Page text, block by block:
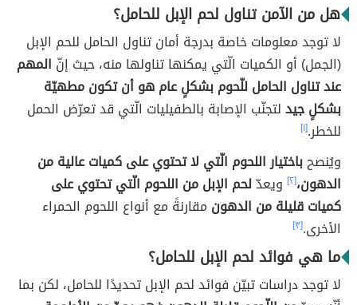
هل من الآمن تناول لحم الإبل للحامل؟
لا توجد معلومات خاصة بدرجة أمان تناول الحامل للحم الإبل
(الجمل) أو الكميات الّتي يمكنها تناولها منه، حيث إنّ المهم
عند تناول الحامل للّحوم بشكلٍ عام هو أن تكون مطهيّة
بشكلٍ جيدلتجنّب الإصابة بالطفيليات الّتي قد تعرّض الحمل
للخطر.[١]
ويُنصحباختيار اللحوم الّتي لا تحتوي على كميات عالية من
الدهون،[٢] ويعدّلحم الإبل من اللحوم الّتي تحتوي على
كميات قليلة من الدهون مقارنةً مع أنواع اللحوم الحمراء
الأخرى.[٣]
ما هي فوائد لحم الإبل للحامل؟
لا توجد دراسات تبيّن فوائد لحم الإبل تحديدًا للحامل، لكن بما